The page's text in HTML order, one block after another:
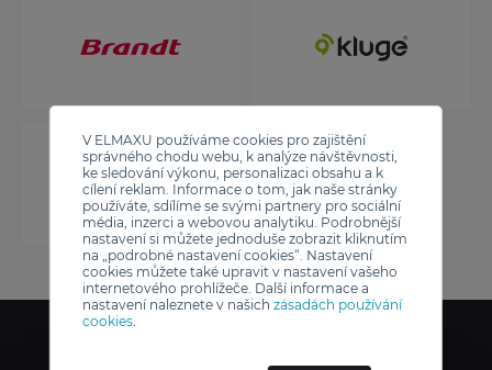
V ELMAXU používáme cookies pro zajištění
správného chodu webu, k analýze návštěvnosti,
ke sledování výkonu, personalizaci obsahu a k
cílení reklam. Informace o tom, jak naše stránky
používáte, sdílíme se svými partnery pro sociální
média, inzerci a webovou analytiku. Podrobnější
nastavení si můžete jednoduše zobrazit kliknutím
na „podrobné nastavení cookies“. Nastavení
cookies můžete také upravit v nastavení vašeho
internetového prohlížeče. Další informace a
nastavení naleznete v našich zásadách používání
cookies.